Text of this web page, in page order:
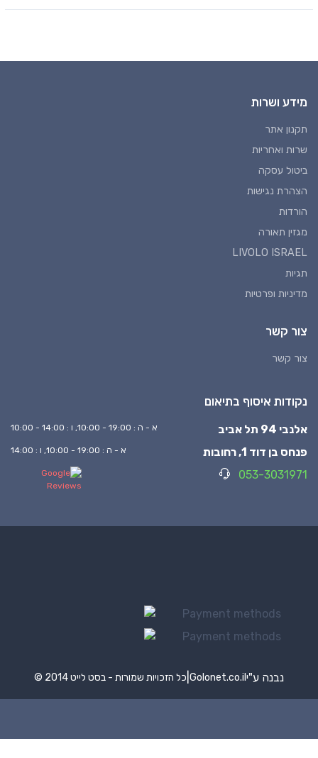
מידע ושרות
תקנון אתר
שרות ואחריות
ביטול עסקה
הצהרת נגישות
הורדות
מגזין תאורה
LIVOLO ISRAEL
תגיות
מדיניות ופרטיות
צור קשר
צור קשר
נקודות איסוף בתיאום
אלנבי 94 תל אביב א - ה : 19:00 - 10:00, ו : 14:00 - 10:00
פנחס בן דוד 1, רחובות א - ה : 19:00 - 10:00, ו : 14:00
053-3031971
© 2014 כל הזכויות שמורות - בסט לייט Golonet.co.il נבנה ע"י